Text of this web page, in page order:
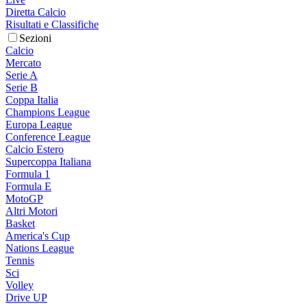
Diretta Calcio
Risultati e Classifiche
Sezioni
Calcio
Mercato
Serie A
Serie B
Coppa Italia
Champions League
Europa League
Conference League
Calcio Estero
Supercoppa Italiana
Formula 1
Formula E
MotoGP
Altri Motori
Basket
America's Cup
Nations League
Tennis
Sci
Volley
Drive UP